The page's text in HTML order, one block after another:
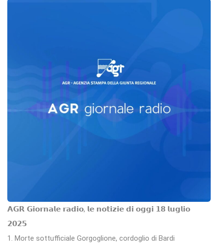
𝗔𝗚𝗥 𝗚𝗶𝗼𝗿𝗻𝗮𝗹𝗲 𝗿𝗮𝗱𝗶𝗼, 𝗹𝗲 𝗻𝗼𝘁𝗶𝘇𝗶𝗲 𝗱𝗶 𝗼𝗴𝗴𝗶 𝟭𝟴 𝗹𝘂𝗴𝗹𝗶𝗼
𝟮𝟬𝟮𝟱
1. Morte sottufficiale Gorgoglione, cordoglio di Bardi